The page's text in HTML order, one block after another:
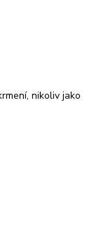
nikoliv jako